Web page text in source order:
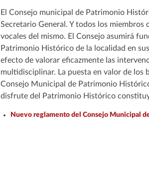
El Consejo municipal de Patrimonio
Secretario General. Y todos los
vocales del mismo. El Consejo asumirá
Patrimonio Histórico de la localidad en
efecto de valorar eficazmente las
multidisciplinar. La puesta en valor de los
Consejo Municipal de Patrimonio
disfrute del Patrimonio Histórico
Nuevo reglamento del Consejo Municipal